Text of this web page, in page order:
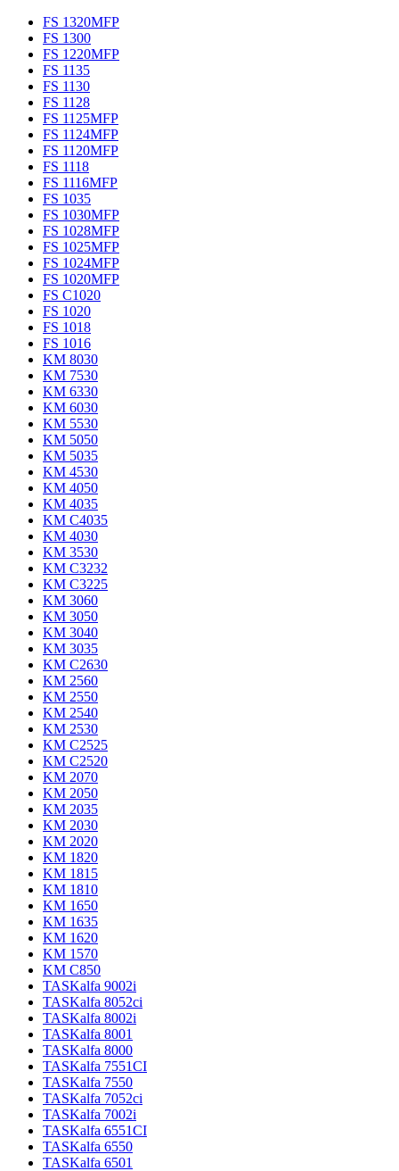
FS 1320MFP
FS 1300
FS 1220MFP
FS 1135
FS 1130
FS 1128
FS 1125MFP
FS 1124MFP
FS 1120MFP
FS 1118
FS 1116MFP
FS 1035
FS 1030MFP
FS 1028MFP
FS 1025MFP
FS 1024MFP
FS 1020MFP
FS C1020
FS 1020
FS 1018
FS 1016
KM 8030
KM 7530
KM 6330
KM 6030
KM 5530
KM 5050
KM 5035
KM 4530
KM 4050
KM 4035
KM C4035
KM 4030
KM 3530
KM C3232
KM C3225
KM 3060
KM 3050
KM 3040
KM 3035
KM C2630
KM 2560
KM 2550
KM 2540
KM 2530
KM C2525
KM C2520
KM 2070
KM 2050
KM 2035
KM 2030
KM 2020
KM 1820
KM 1815
KM 1810
KM 1650
KM 1635
KM 1620
KM 1570
KM C850
TASKalfa 9002i
TASKalfa 8052ci
TASKalfa 8002i
TASKalfa 8001
TASKalfa 8000
TASKalfa 7551CI
TASKalfa 7550
TASKalfa 7052ci
TASKalfa 7002i
TASKalfa 6551CI
TASKalfa 6550
TASKalfa 6501